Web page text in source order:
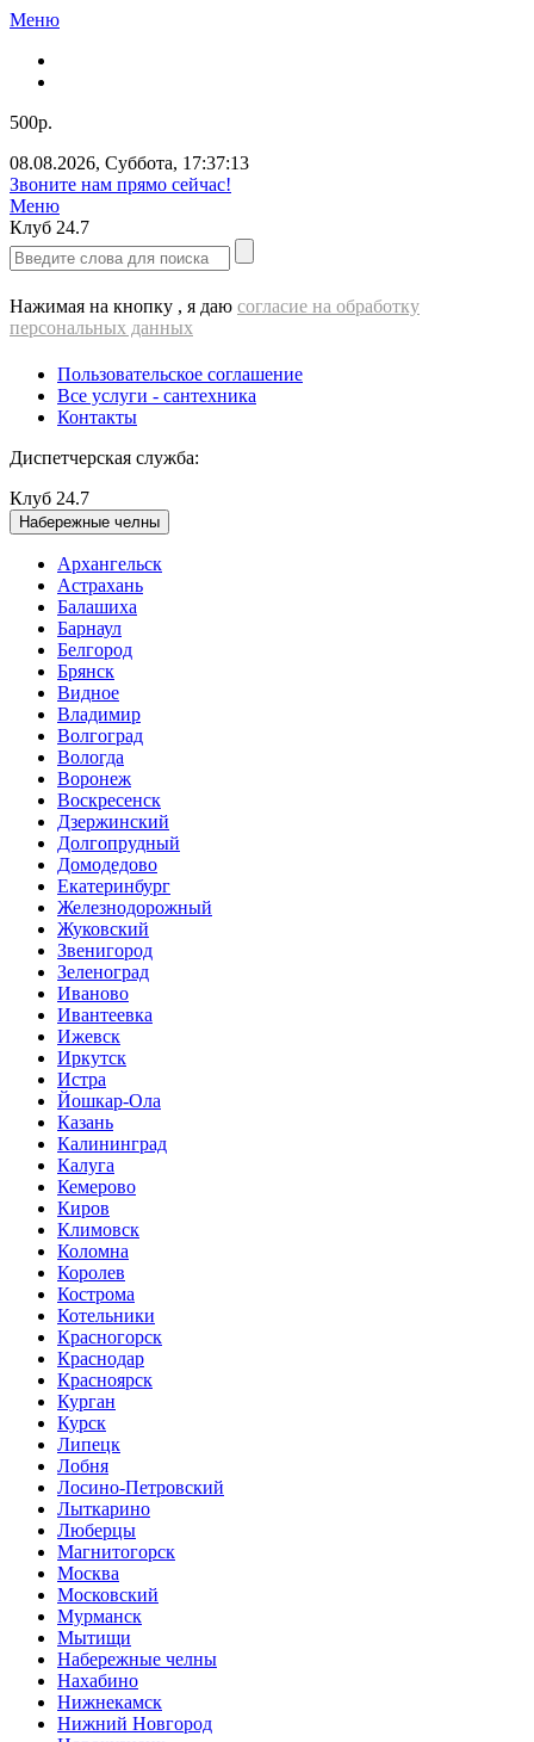
Меню
500р.
08.08.2026, Суббота, 17:37:13
Звоните нам прямо сейчас!
Меню
Клуб 24.7
Нажимая на кнопку , я даю согласие на обработку
персональных данных
Пользовательское соглашение
Все услуги - cантехника
Контакты
Диспетчерская служба:
Клуб 24.7
Набережные челны
Архангельск
Астрахань
Балашиха
Барнаул
Белгород
Брянск
Видное
Владимир
Волгоград
Вологда
Воронеж
Воскресенск
Дзержинский
Долгопрудный
Домодедово
Екатеринбург
Железнодорожный
Жуковский
Звенигород
Зеленоград
Иваново
Ивантеевка
Ижевск
Иркутск
Истра
Йошкар-Ола
Казань
Калининград
Калуга
Кемерово
Киров
Климовск
Коломна
Королев
Кострома
Котельники
Красногорск
Краснодар
Красноярск
Курган
Курск
Липецк
Лобня
Лосино-Петровский
Лыткарино
Люберцы
Магнитогорск
Москва
Московский
Мурманск
Мытищи
Набережные челны
Нахабино
Нижнекамск
Нижний Новгород